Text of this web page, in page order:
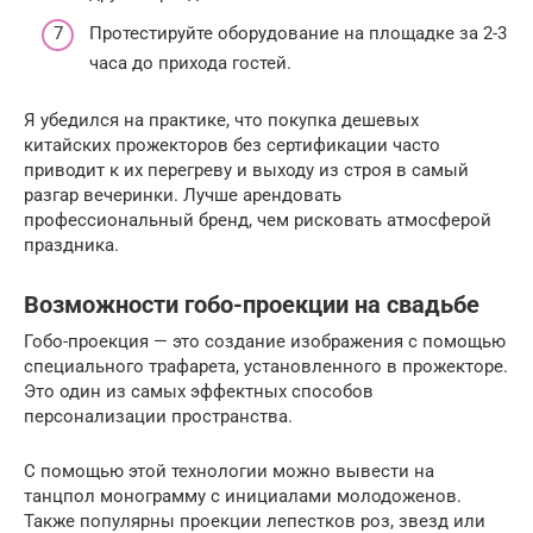
Протестируйте оборудование на площадке за 2-3
часа до прихода гостей.
Я убедился на практике, что покупка дешевых
китайских прожекторов без сертификации часто
приводит к их перегреву и выходу из строя в самый
разгар вечеринки. Лучше арендовать
профессиональный бренд, чем рисковать атмосферой
праздника.
Возможности гобо-проекции на свадьбе
Гобо-проекция — это создание изображения с помощью
специального трафарета, установленного в прожекторе.
Это один из самых эффектных способов
персонализации пространства.
С помощью этой технологии можно вывести на
танцпол монограмму с инициалами молодоженов.
Также популярны проекции лепестков роз, звезд или